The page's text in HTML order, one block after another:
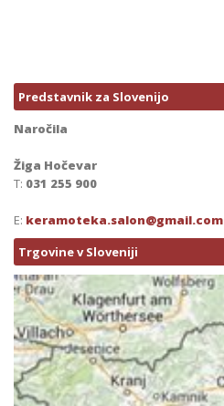
Predstavnik za Slovenijo
Naročila
Žiga Hočevar
T: 031 255 900
E: keramoteka.salon@gmail.com
Trgovine v Sloveniji